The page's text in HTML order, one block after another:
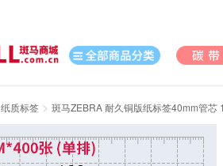
纸质标签 > 斑马ZEBRA 耐久铜版纸标签40mm管